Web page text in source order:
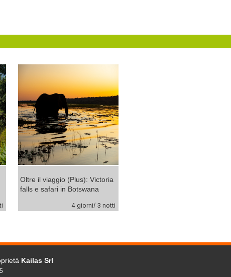
Oltre il viaggio (Plus): Victoria
falls e safari in Botswana
4 giorni/ 3 notti
Kailas Srl